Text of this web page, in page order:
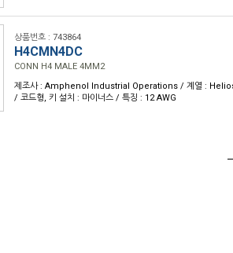
상품번호 : 743864
H4CMN4DC
CONN H4 MALE 4MM2
제조사 : Amphenol Industrial Operations / 계열 :
/ 코드형, 키 설치 : 마이너스 / 특징 : 12 AWG